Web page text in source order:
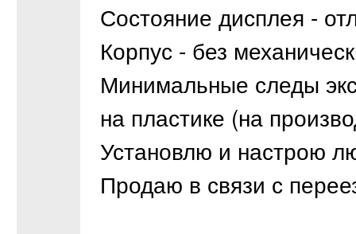
Состояние дисплея -
Корпус - без
Минимальные следы
на пластике (на
Установлю и настрою
Продаю в связи с